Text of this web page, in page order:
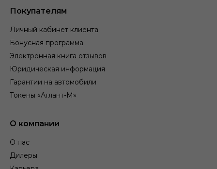
Покупателям
Личный кабинет клиента
Бонусная программа
Электронная книга отзывов
Юридическая информация
Гарантии на автомобили
Токены «Атлант-М»
О компании
О нас
Дилеры